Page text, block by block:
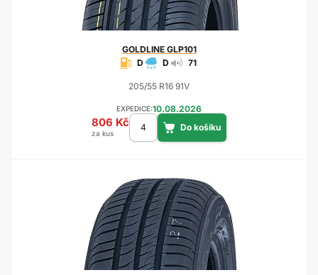
GOLDLINEGLP101
D
D 71
205/55 R16 91V
EXPEDICE:10.08.2026
806 Kč
za kus